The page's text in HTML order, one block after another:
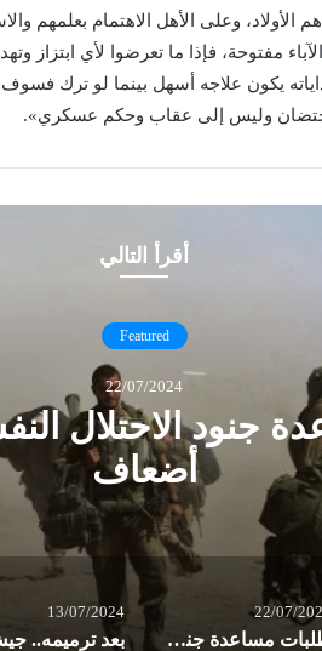
الأولاد، وعلى الأهل الاهتمام بعلمهم
مفتوحة، فإذا ما تعرضوا لأي ابتزاز
يكون علاجه أسهل بينما لو ترك
وليس إلى عقاب وحكم عسكري».
أقرأ التالي
Featured
22/07/2024
جنود الاحتلال
أضعاف
22/07/
طلبات مساعدة جنود الاحتلال النفسية ترتفع ستة أضعاف
13/07/2024